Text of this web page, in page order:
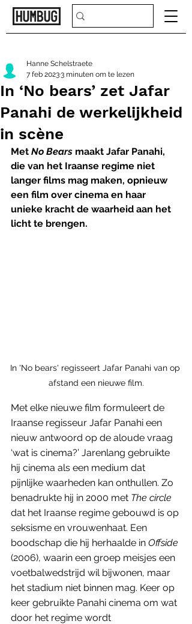
In ‘No bears’ zet Jafar
Panahi de werkelijkheid
in scène
Hanne Schelstraete
7 feb 20233 minuten om te lezen
Met No Bears maakt Jafar Panahi,
die van het Iraanse regime niet
langer films mag maken, opnieuw
een film over cinema en haar
unieke kracht de waarheid aan het
licht te brengen.
In 'No bears' regisseert Jafar Panahi van op
afstand een nieuwe film.
Met elke nieuwe film formuleert de
Iraanse regisseur Jafar Panahi een
nieuw antwoord op de aloude vraag
‘wat is cinema?’ Jarenlang gebruikte
hij cinema als een medium dat
pijnlijke waarheden kan onthullen. Zo
benadrukte hij in 2000 met The circle
dat het Iraanse regime gebouwd is op
seksisme en vrouwenhaat. Een
boodschap die hij herhaalde in Offside
(2006), waarin een groep meisjes een
voetbalwedstrijd wil bijwonen, maar
het stadium niet binnen mag. Keer op
keer gebruikte Panahi cinema om wat
door het regime wordt